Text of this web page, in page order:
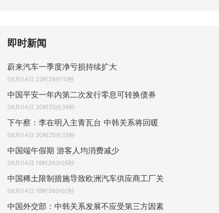
即时新闻
蔚来汽车一季度净亏损持续扩大
06月04日 22时28分10秒
中国平安一年内第二次发行零息可转换债券
06月04日 20时25分39秒
下午察：李在明入主青瓦台 中韩关系将回暖
06月04日 20时25分35秒
中国端午假期 游客人均消费减少
06月04日 18时36分05秒
中国稀土限制措施导致欧洲汽车供应商工厂关
06月04日 18时36分02秒
中国外交部：中韩关系发展不应受第三方因素